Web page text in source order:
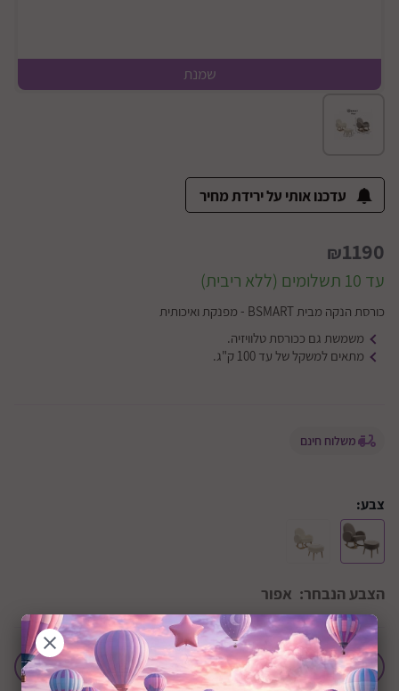
שמנת
מידות
עדכנו אותי על ירידת מחיר
₪1190
עד 10 תשלומים (ללא ריבית)
כורסת הנקה מבית BSMART - מפנקת ואיכותית
משמשת גם ככורסת טלוויזיה.
מתאים למשקל של עד 100 ק"ג.
משלוח חינם
צבע:
הצבע הנבחר: אפור
הוסף לחבילת לידה